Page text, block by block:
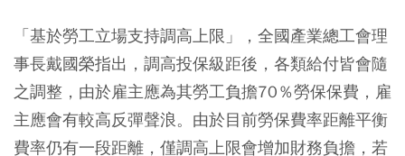
「基於勞工立場支持調高上限」，全國產業總工會理
事長戴國榮指出，調高投保級距後，各類給付皆會隨
之調整，由於雇主應為其勞工負擔70％勞保保費，雇
主應會有較高反彈聲浪。由於目前勞保費率距離平衡
費率仍有一段距離，僅調高上限會增加財務負擔，若